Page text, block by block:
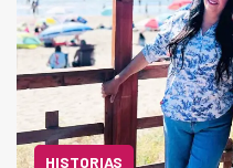
HISTORIAS